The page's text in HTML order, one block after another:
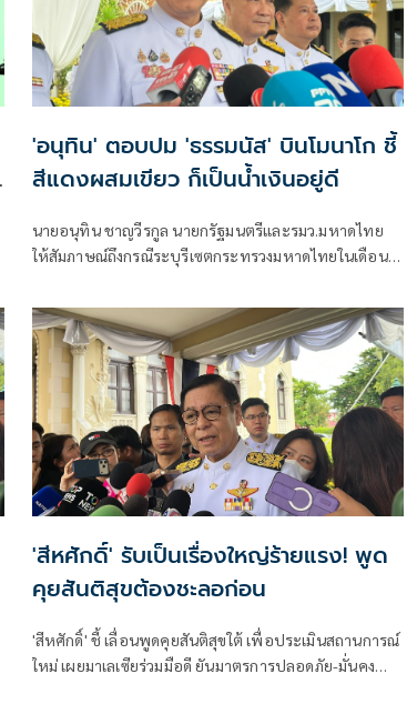
'อนุทิน' ตอบปม 'ธรรมนัส' บินโมนาโก ชี้
สีแดงผสมเขียว ก็เป็นน้ำเงินอยู่ดี
นายอนุทิน ชาญวีรกูล นายกรัฐมนตรีและรมว.มหาดไทย
ให้สัมภาษณ์ถึงกรณีระบุรีเซตกระทรวงมหาดไทยในเดือน
'สีหศักดิ์' รับเป็นเรื่องใหญ่ร้ายแรง! พูด
คุยสันติสุขต้องชะลอก่อน
'สีหศักดิ์' ชี้ เลื่อนพูดคุยสันติสุขใต้ เพื่อประเมินสถานการณ์
ใหม่ เผยมาเลเซียร่วมมือดี ยันมาตรการปลอดภัย-มั่นคง